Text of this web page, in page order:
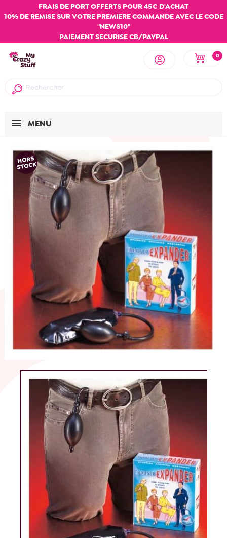
FRAIS DE PORT OFFERTS POUR 45€ D'ACHAT
10% DE REMISE SUR VOTRE PREMIERE COMMANDE AVEC LE CODE
"NEWS10"
PAIEMENT SECURISE CB/PAYPAL
0
MENU
HORS
STOCK